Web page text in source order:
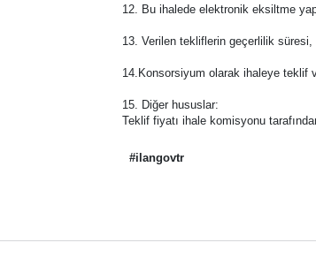
12. Bu ihalede elektronik eksiltme
13. Verilen tekliflerin geçerlilik
14.Konsorsiyum olarak ihaleye teklif
15. Diğer hususlar:
Teklif fiyatı ihale komisyonu
#ilangovtr